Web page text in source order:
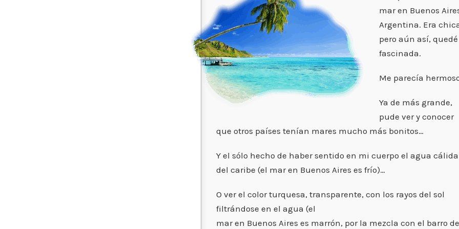
mar en Buenos
Argentina. Era
pero aún así, quedé
fascinada.
Me parecía
Ya de más grande,
pude ver y conocer
que otros países tenían mares mucho más bonitos…
Y el sólo hecho de haber sentido en mi cuerpo el agua cálida
del caribe (el mar en Buenos Aires es frío)…
O ver el color turquesa, transparente, con los rayos del sol
filtrándose en el agua (el
mar en Buenos Aires es marrón, por la mezcla con el barro